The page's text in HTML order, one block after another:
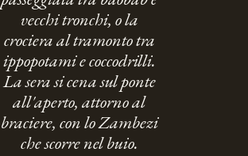
vecchi tronchi, o la
crociera al tramonto tra
ippopotami e coccodrilli.
La sera si cena sul ponte
all'aperto, attorno al
braciere, con lo Zambezi
che scorre nel buio.